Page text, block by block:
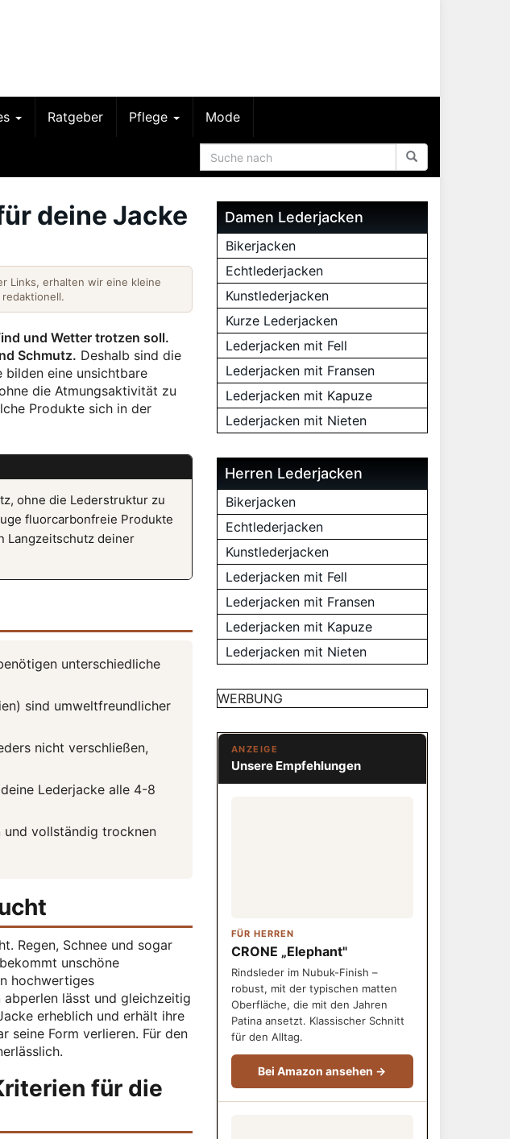
Ratgeber Pflege Mode
deine Jacke
Links, erhalten wir eine kleine
und Wetter trotzen soll.
Schmutz. Deshalb sind die
bilden eine unsichtbare
die Atmungsaktivität zu
Produkte sich in der
ohne die Lederstruktur zu
fluorcarbonfreie Produkte
Langzeitschutz deiner
unterschiedliche
sind umweltfreundlicher
nicht verschließen,
Lederjacke alle 4-8
und vollständig trocknen
Regen, Schnee und sogar
unschöne
hochwertiges
lässt und gleichzeitig
erheblich und erhält ihre
seine Form verlieren. Für den
für die
Damen Lederjacken
Bikerjacken
Echtlederjacken
Kunstlederjacken
Kurze Lederjacken
Lederjacken mit Fell
Lederjacken mit Fransen
Lederjacken mit Kapuze
Lederjacken mit Nieten
Herren Lederjacken
Bikerjacken
Echtlederjacken
Kunstlederjacken
Lederjacken mit Fell
Lederjacken mit Fransen
Lederjacken mit Kapuze
Lederjacken mit Nieten
WERBUNG
ANZEIGE
Unsere Empfehlungen
FÜR HERREN
CRONE „Elephant"
Rindsleder im Nubuk-Finish –
robust, mit der typischen matten
Oberfläche, die mit den Jahren
Patina ansetzt. Klassischer Schnitt
für den Alltag.
Bei Amazon ansehen →